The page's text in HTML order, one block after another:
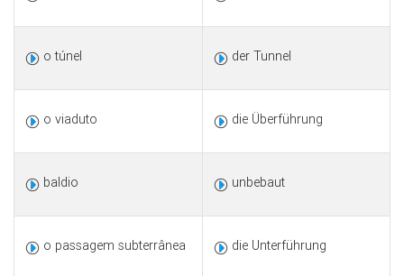
o túnel der Tunnel
o viaduto die Überführung
baldio unbebaut
o passagem subterrânea die Unterführung